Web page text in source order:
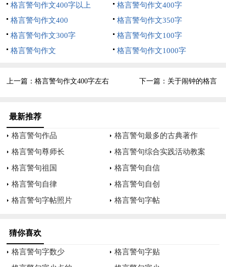
床头打架床尾和，俩口打架不计仇。
家家有本难念的经。
吵吵闹闹一辈子，不吵不闹不热闹。
夫妻一条心，黄土变黄金。
家和万事兴，国泰民安。
望采纳。
格言警句作文400字以上
格言警句作文400字
格言警句作文400
格言警句作文350字
格言警句作文300字
格言警句作文100字
格言警句作文
格言警句作文1000字
上一篇：格言警句作文400字左右 下一篇： 关于闹钟的格言
最新推荐
格言警句作品
格言警句最多的古典著作
格言警句尊师长
格言警句综合实践活动教案
格言警句祖国
格言警句自信
格言警句自律
格言警句自创
格言警句字帖照片
格言警句字帖
猜你喜欢
格言警句字数少
格言警句字贴